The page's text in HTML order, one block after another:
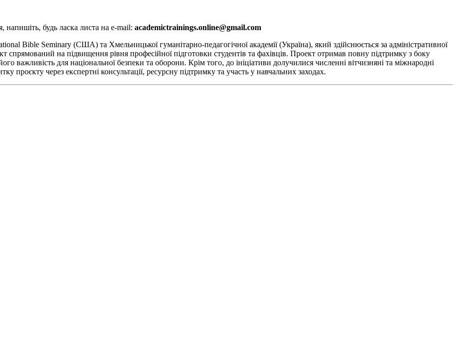
будь ласка листа на e-mail: academictrainings.online@gmail.com
Bible Seminary (США) та Хмельницької гуманітарно-педагогічної академії (Україна), який здійснюється за адміністративної
на підвищення рівня професійної підготовки студентів та фахівців. Проект отримав повну підтримку з боку
важливість для національної безпеки та оборони. Крім того, до ініціативи долучилися численні вітчизняні та міжнародні
проєкту через експертні консультації, ресурсну підтримку та участь у навчальних заходах.